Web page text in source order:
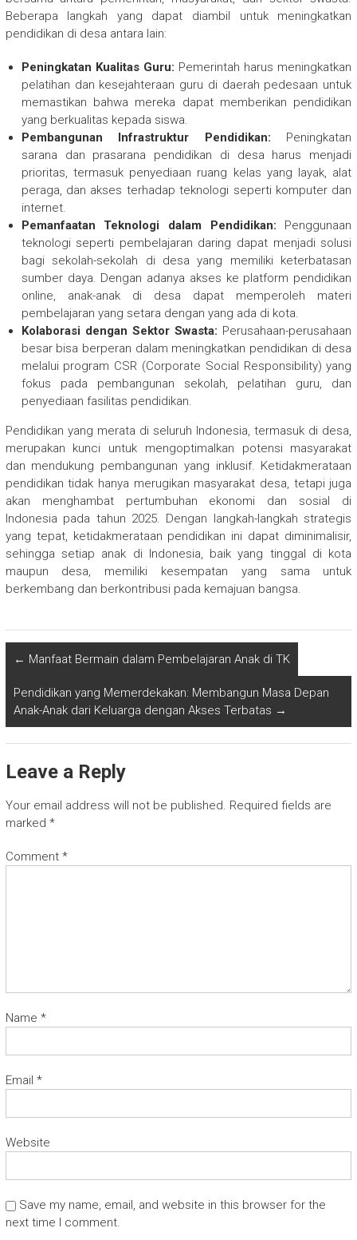
Beberapa langkah yang dapat diambil untuk meningkatkan
pendidikan di desa antara lain:
Peningkatan Kualitas Guru: Pemerintah harus meningkatkan
pelatihan dan kesejahteraan guru di daerah pedesaan untuk
memastikan bahwa mereka dapat memberikan pendidikan
yang berkualitas kepada siswa.
Pembangunan Infrastruktur Pendidikan: Peningkatan
sarana dan prasarana pendidikan di desa harus menjadi
prioritas, termasuk penyediaan ruang kelas yang layak, alat
peraga, dan akses terhadap teknologi seperti komputer dan
internet.
Pemanfaatan Teknologi dalam Pendidikan: Penggunaan
teknologi seperti pembelajaran daring dapat menjadi solusi
bagi sekolah-sekolah di desa yang memiliki keterbatasan
sumber daya. Dengan adanya akses ke platform pendidikan
online, anak-anak di desa dapat memperoleh materi
pembelajaran yang setara dengan yang ada di kota.
Kolaborasi dengan Sektor Swasta: Perusahaan-perusahaan
besar bisa berperan dalam meningkatkan pendidikan di desa
melalui program CSR (Corporate Social Responsibility) yang
fokus pada pembangunan sekolah, pelatihan guru, dan
penyediaan fasilitas pendidikan.
Pendidikan yang merata di seluruh Indonesia, termasuk di desa,
merupakan kunci untuk mengoptimalkan potensi masyarakat
dan mendukung pembangunan yang inklusif. Ketidakmerataan
pendidikan tidak hanya merugikan masyarakat desa, tetapi juga
akan menghambat pertumbuhan ekonomi dan sosial di
Indonesia pada tahun 2025. Dengan langkah-langkah strategis
yang tepat, ketidakmerataan pendidikan ini dapat diminimalisir,
sehingga setiap anak di Indonesia, baik yang tinggal di kota
maupun desa, memiliki kesempatan yang sama untuk
berkembang dan berkontribusi pada kemajuan bangsa.
← Manfaat Bermain dalam Pembelajaran Anak di TK
Pendidikan yang Memerdekakan: Membangun Masa Depan
Anak-Anak dari Keluarga dengan Akses Terbatas →
Leave a Reply
Your email address will not be published. Required fields are
marked *
Comment *
Name *
Email *
Website
Save my name, email, and website in this browser for the
next time I comment.